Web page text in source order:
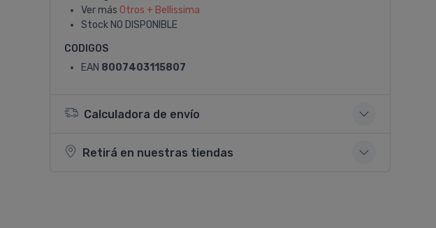
Ver más Otros + Bellissima
Stock NO DISPONIBLE
CODIGOS
EAN 8007403115807
Calculadora de envío
Retirá en nuestras tiendas